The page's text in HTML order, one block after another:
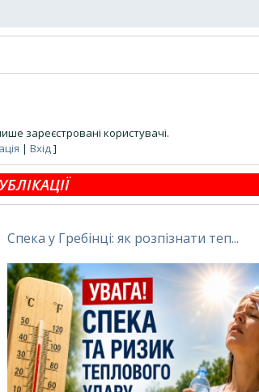
зареєстровані користувачі.
| Вхід]
Спека у Гребінці: як розпізнати теп...